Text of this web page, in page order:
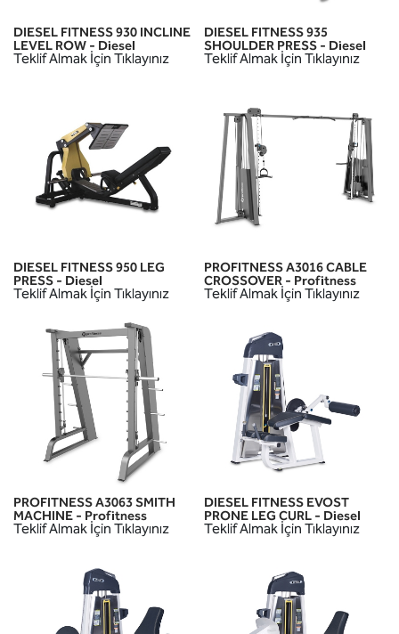
DIESEL FITNESS 930 INCLINE
LEVEL ROW - Diesel
Teklif Almak İçin Tıklayınız
DIESEL FITNESS 935
SHOULDER PRESS - Diesel
Teklif Almak İçin Tıklayınız
DIESEL FITNESS 950 LEG
PRESS - Diesel
Teklif Almak İçin Tıklayınız
PROFITNESS A3016 CABLE
CROSSOVER - Profitness
Teklif Almak İçin Tıklayınız
PROFITNESS A3063 SMITH
MACHINE - Profitness
Teklif Almak İçin Tıklayınız
DIESEL FITNESS EVOST
PRONE LEG CURL - Diesel
Teklif Almak İçin Tıklayınız